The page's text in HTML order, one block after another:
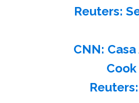
Reuters:
CNN: